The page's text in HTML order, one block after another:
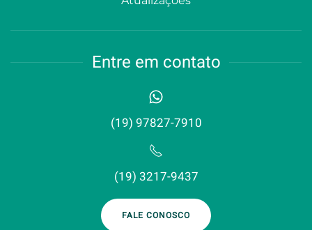
Entre em contato
(19) 97827-7910
(19) 3217-9437‬
FALE CONOSCO